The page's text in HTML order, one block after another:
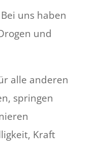
uns haben
und
alle anderen
springen
Kraft